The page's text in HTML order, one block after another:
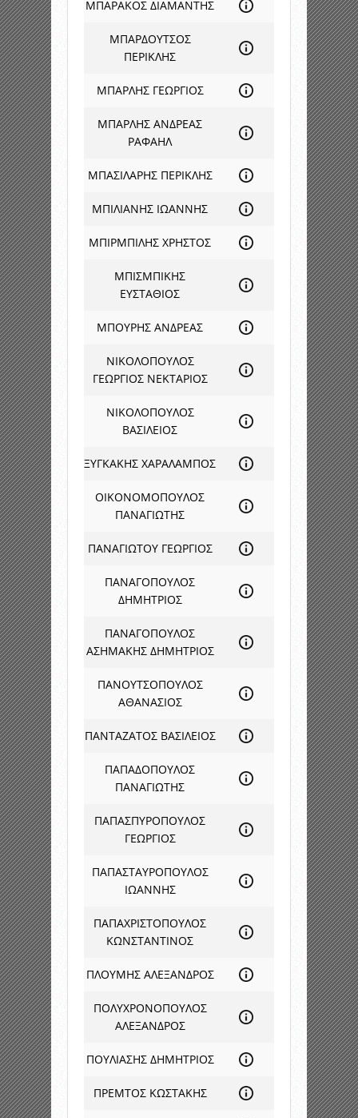
ΜΠΑΡΑΚΟΣ ΔΙΑΜΑΝΤΗΣ
ΜΠΑΡΔΟΥΤΣΟΣ
ΠΕΡΙΚΛΗΣ
ΜΠΑΡΛΗΣ ΓΕΩΡΓΙΟΣ
ΜΠΑΡΛΗΣ ΑΝΔΡΕΑΣ
ΡΑΦΑΗΛ
ΜΠΑΣΙΛΑΡΗΣ ΠΕΡΙΚΛΗΣ
ΜΠΙΛΙΑΝΗΣ ΙΩΑΝΝΗΣ
ΜΠΙΡΜΠΙΛΗΣ ΧΡΗΣΤΟΣ
ΜΠΙΣΜΠΙΚΗΣ
ΕΥΣΤΑΘΙΟΣ
ΜΠΟΥΡΗΣ ΑΝΔΡΕΑΣ
ΝΙΚΟΛΟΠΟΥΛΟΣ
ΓΕΩΡΓΙΟΣ ΝΕΚΤΑΡΙΟΣ
ΝΙΚΟΛΟΠΟΥΛΟΣ
ΒΑΣΙΛΕΙΟΣ
ΞΥΓΚΑΚΗΣ ΧΑΡΑΛΑΜΠΟΣ
ΟΙΚΟΝΟΜΟΠΟΥΛΟΣ
ΠΑΝΑΓΙΩΤΗΣ
ΠΑΝΑΓΙΩΤΟΥ ΓΕΩΡΓΙΟΣ
ΠΑΝΑΓΟΠΟΥΛΟΣ
ΔΗΜΗΤΡΙΟΣ
ΠΑΝΑΓΟΠΟΥΛΟΣ
ΑΣΗΜΑΚΗΣ ΔΗΜΗΤΡΙΟΣ
ΠΑΝΟΥΤΣΟΠΟΥΛΟΣ
ΑΘΑΝΑΣΙΟΣ
ΠΑΝΤΑΖΑΤΟΣ ΒΑΣΙΛΕΙΟΣ
ΠΑΠΑΔΟΠΟΥΛΟΣ
ΠΑΝΑΓΙΩΤΗΣ
ΠΑΠΑΣΠΥΡΟΠΟΥΛΟΣ
ΓΕΩΡΓΙΟΣ
ΠΑΠΑΣΤΑΥΡΟΠΟΥΛΟΣ
ΙΩΑΝΝΗΣ
ΠΑΠΑΧΡΙΣΤΟΠΟΥΛΟΣ
ΚΩΝΣΤΑΝΤΙΝΟΣ
ΠΛΟΥΜΗΣ ΑΛΕΞΑΝΔΡΟΣ
ΠΟΛΥΧΡΟΝΟΠΟΥΛΟΣ
ΑΛΕΞΑΝΔΡΟΣ
ΠΟΥΛΙΑΣΗΣ ΔΗΜΗΤΡΙΟΣ
ΠΡΕΜΤΟΣ ΚΩΣΤΑΚΗΣ